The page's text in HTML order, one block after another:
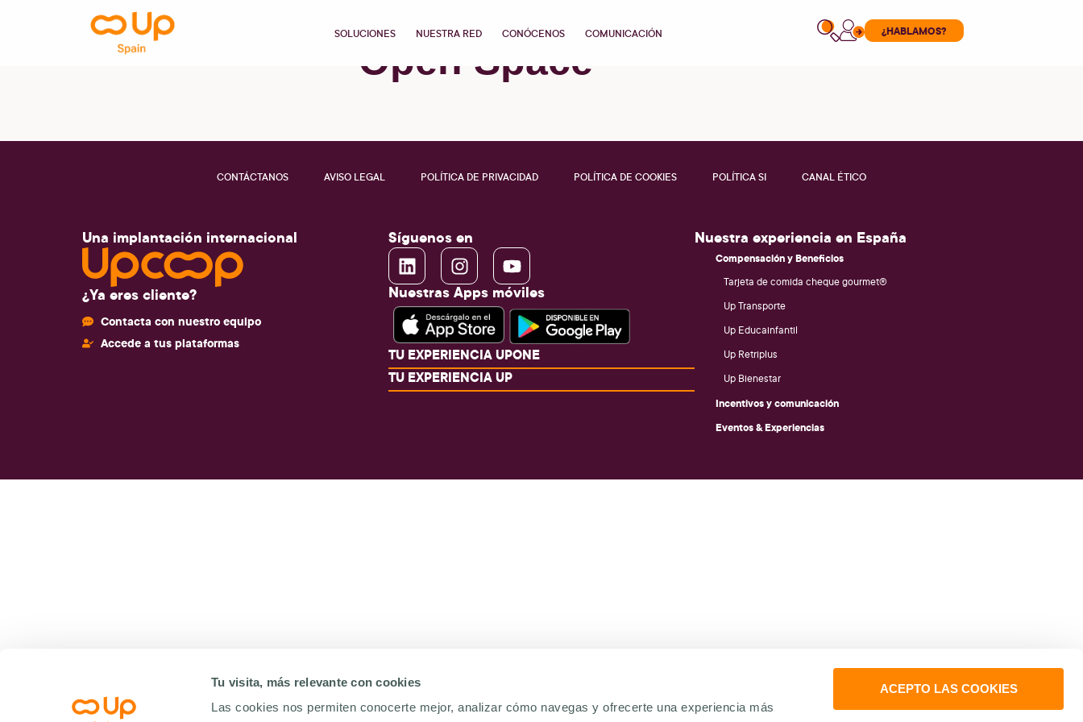
Tu visita, más relevante con cookies
Las cookies nos permiten conocerte mejor, analizar cómo navegas y ofrecerte una experiencia más
ACEPTO LAS COOKIES
SOLUCIONES NUESTRA RED CONÓCENOS COMUNICACIÓN ¿HABLAMOS?
Open Space
CONTÁCTANOS AVISO LEGAL POLÍTICA DE PRIVACIDAD POLÍTICA DE COOKIES POLÍTICA SI CANAL ÉTICO
Una implantación internacional
¿Ya eres cliente?
Contacta con nuestro equipo
Accede a tus plataformas
Síguenos en
Nuestras Apps móviles
TU EXPERIENCIA UPONE
TU EXPERIENCIA UP
Nuestra experiencia en España
Compensación y Beneficios
Tarjeta de comida cheque gourmet®
Up Transporte
Up Educainfantil
Up Retriplus
Up Bienestar
Incentivos y comunicación
Eventos & Experiencias